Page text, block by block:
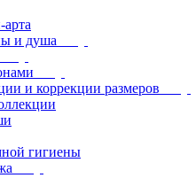
и душа
и коррекции размеров
гигиены